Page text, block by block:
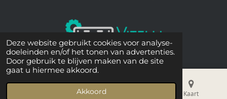
Deze website gebruikt cookies voor analyse-
doeleinden en/of het tonen van advertenties.
Door gebruik te blijven maken van de site
gaat u hiermee akkoord.
AkkoordTelefoonnummer Kaart